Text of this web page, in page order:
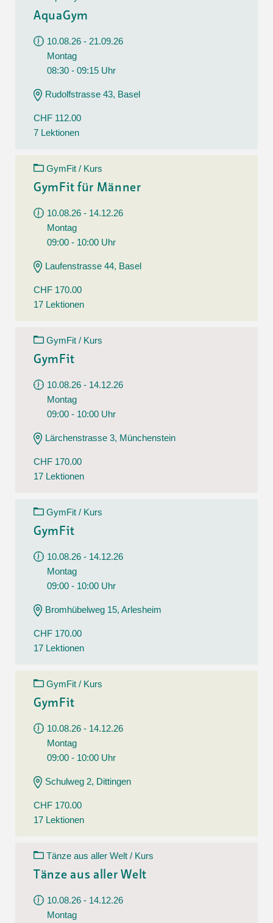
AquaGym
10.08.26 - 21.09.26
Montag
08:30 - 09:15 Uhr
Rudolfstrasse 43, Basel
CHF 112.00
7 Lektionen
GymFit / Kurs
GymFit für Männer
10.08.26 - 14.12.26
Montag
09:00 - 10:00 Uhr
Laufenstrasse 44, Basel
CHF 170.00
17 Lektionen
GymFit / Kurs
GymFit
10.08.26 - 14.12.26
Montag
09:00 - 10:00 Uhr
Lärchenstrasse 3, Münchenstein
CHF 170.00
17 Lektionen
GymFit / Kurs
GymFit
10.08.26 - 14.12.26
Montag
09:00 - 10:00 Uhr
Bromhübelweg 15, Arlesheim
CHF 170.00
17 Lektionen
GymFit / Kurs
GymFit
10.08.26 - 14.12.26
Montag
09:00 - 10:00 Uhr
Schulweg 2, Dittingen
CHF 170.00
17 Lektionen
Tänze aus aller Welt / Kurs
Tänze aus aller Welt
10.08.26 - 14.12.26
Montag